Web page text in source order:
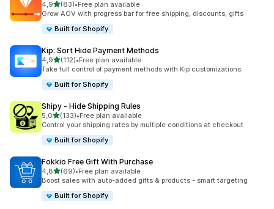
4,9av 5 stjerner
(83)
Totalt 83 omtaler
•Free plan available
Grow AOV with progress bar for free shipping, discounts, gifts
Built for Shopify
Kip: Sort Hide Payment Methods
4,9av 5 stjerner
(112)
Totalt 112 omtaler
•Free plan available
Take full control of payment methods with Kip customizations.
Built for Shopify
Shipy ‑ Hide Shipping Rules
5,0av 5 stjerner
(133)
Totalt 133 omtaler
•Free plan available
Control your shipping rates by multiple conditions at checkout
Built for Shopify
Fokkio Free Gift With Purchase
4,8av 5 stjerner
(69)
Totalt 69 omtaler
•Free plan available
Boost sales with auto-added gifts & products - smart targeting
Built for Shopify